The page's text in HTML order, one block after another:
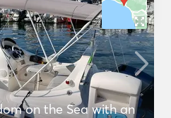
on the Sea with an